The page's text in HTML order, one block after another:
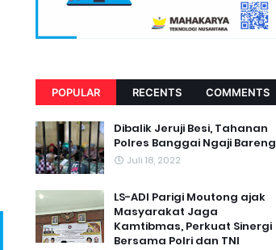
POPULAR RECENTS COMMENTS
Dibalik Jeruji Besi, Tahanan
Polres Banggai Ngaji Bareng
Juli 18, 2022
LS-ADI Parigi Moutong ajak
Masyarakat Jaga
Kamtibmas, Perkuat Sinergi
Bersama Polri dan TNI